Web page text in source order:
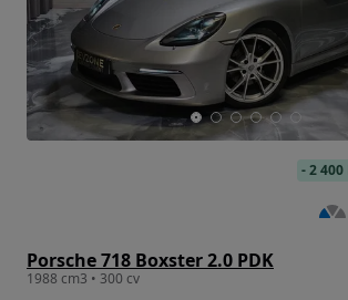
Porsche 718 Boxster 2.0 PDK
1988 cm3 • 300 cv
-2 400